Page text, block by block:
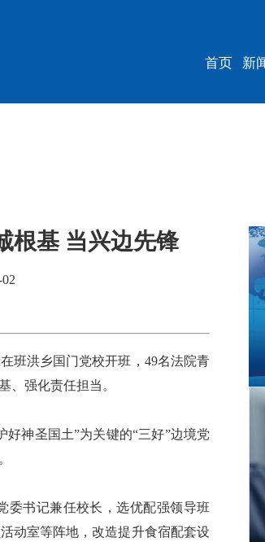
首页 新
根基 当兴边先锋
洪乡国门党校开班，49名法院青
、强化责任担当。
神圣国土”为关键的“三好”边境党
书记兼任校长，选优配强领导班
动室等阵地，改造提升食宿配套设